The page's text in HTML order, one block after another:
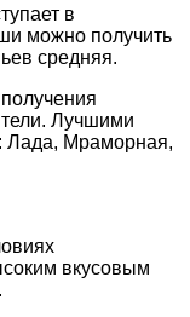
в
можно получить
средняя.
Лучшими
Лада, Мраморная,
вкусовым